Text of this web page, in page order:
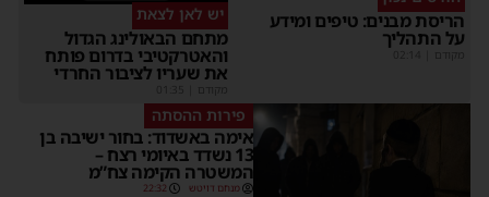
הריסת מבנים: טיפים ומידע
על התהליך
מקודם
יש לאן לצאת
מתחם הבאולינג הגדול
והאטרקטיבי בדרום פותח
את שעריו לציבור החרדי
מקודם
פירות ההסתה
אימה באשדוד: בחור ישיבה בן
13 נשדד באיומי רצח –
המשטרה הקימה צח”מ
מנחם דויטש 22:32